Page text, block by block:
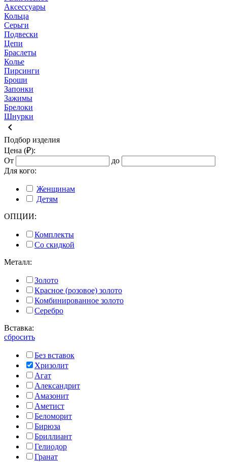
Аксессуары
Кольца
Серьги
Подвески
Цепи
Браслеты
Колье
Пирсинги
Броши
Запонки
Зажимы
Брелоки
Шнурки
keyboard_arrow_left
Подбор изделия
Цена (₽):
От
до
Для кого:
Женщинам
Детям
ОПЦИИ:
Комплекты
Со скидкой
Металл:
Золото
Красное (розовое) золото
Комбинированное золото
Серебро
Вставка:
сбросить
Без вставок
Хризолит
Агат
Александрит
Амазонит
Аметист
Беломорит
Бирюза
Бриллиант
Гелиодор
Гранат